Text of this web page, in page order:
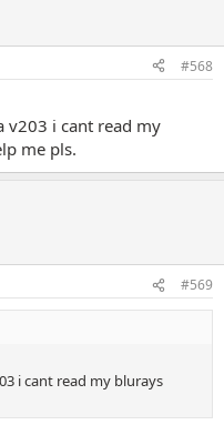
#568
v203 i cant read my
me pls.
#569
i cant read my blurays